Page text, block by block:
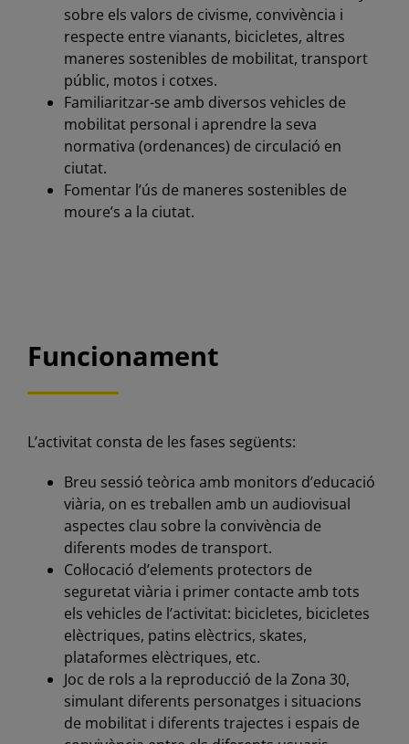
sobre els valors de civisme, convivència i
respecte entre vianants, bicicletes, altres
maneres sostenibles de mobilitat, transport
públic, motos i cotxes.
Familiaritzar-se amb diversos vehicles de
mobilitat personal i aprendre la seva
normativa (ordenances) de circulació en
ciutat.
Fomentar l’ús de maneres sostenibles de
moure’s a la ciutat.
Funcionament
L’activitat consta de les fases següents:
Breu sessió teòrica amb monitors d’educació
viària, on es treballen amb un audiovisual
aspectes clau sobre la convivència de
diferents modes de transport.
Col·locació d’elements protectors de
seguretat viària i primer contacte amb tots
els vehicles de l’activitat: bicicletes, bicicletes
elèctriques, patins elèctrics, skates,
plataformes elèctriques, etc.
Joc de rols a la reproducció de la Zona 30,
simulant diferents personatges i situacions
de mobilitat i diferents trajectes i espais de